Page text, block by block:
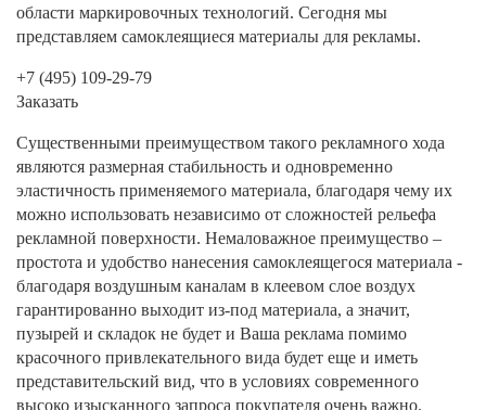
области маркировочных технологий. Сегодня мы
представляем самоклеящиеся материалы для рекламы.
+7 (495) 109-29-79
Заказать
Существенными преимуществом такого рекламного хода
являются размерная стабильность и одновременно
эластичность применяемого материала, благодаря чему их
можно использовать независимо от сложностей рельефа
рекламной поверхности. Немаловажное преимущество –
простота и удобство нанесения самоклеящегося материала -
благодаря воздушным каналам в клеевом слое воздух
гарантированно выходит из-под материала, а значит,
пузырей и складок не будет и Ваша реклама помимо
красочного привлекательного вида будет еще и иметь
представительский вид, что в условиях современного
высоко изысканного запроса покупателя очень важно.